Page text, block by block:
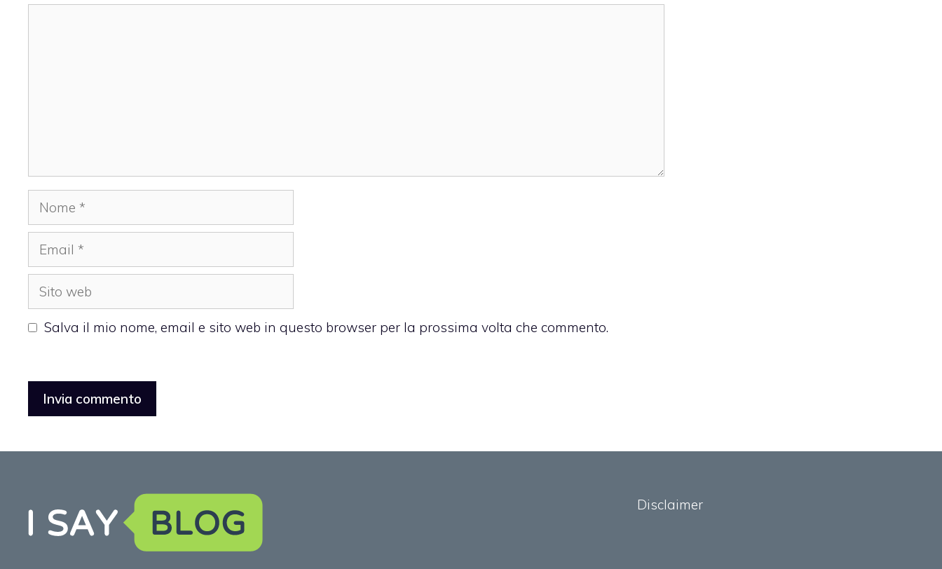
Nome
Email
Sito
web
Salva il mio nome, email e sito web in questo browser per la prossima volta che commento.
Disclaimer